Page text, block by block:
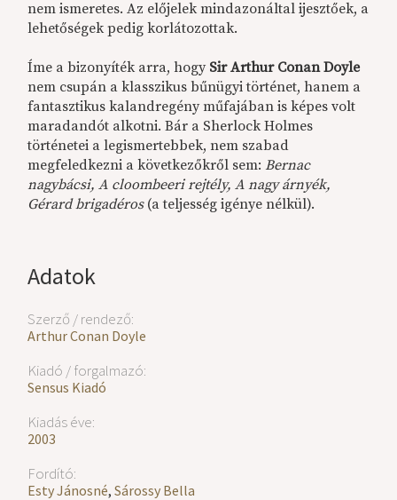
Adatok
Szerző / rendező:
Arthur Conan Doyle
Kiadó / forgalmazó:
Sensus Kiadó
Kiadás éve:
2003
Fordító:
Esty Jánosné,Sárossy Bella
nem ismeretes. Az előjelek mindazonáltal ijesztőek, a
lehetőségek pedig korlátozottak.
Íme a bizonyíték arra, hogy Sir Arthur Conan Doyle
nem csupán a klasszikus bűnügyi történet, hanem a
fantasztikus kalandregény műfajában is képes volt
maradandót alkotni. Bár a Sherlock Holmes
történetei a legismertebbek, nem szabad
megfeledkezni a következőkről sem:Bernac
nagybácsi, A cloombeeri rejtély, A nagy árnyék,
Gérard brigadéros (a teljesség igénye nélkül).